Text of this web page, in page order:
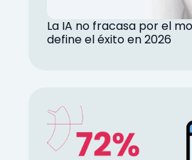
La IA no fracasa por el
define el éxito en 2026